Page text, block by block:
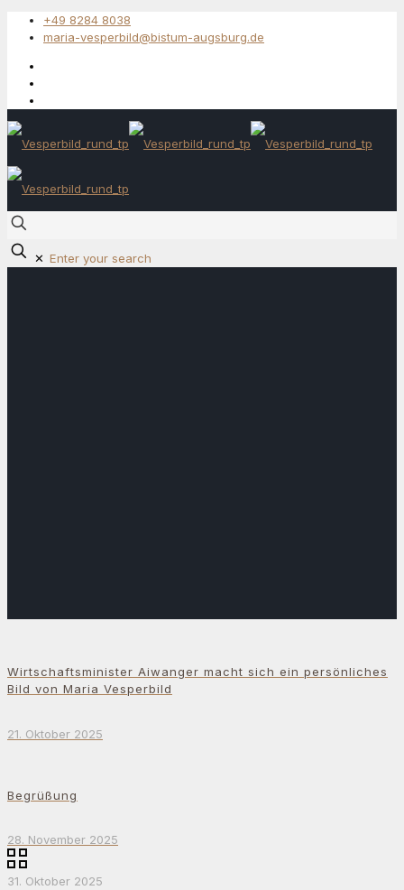
+49 8284 8038
maria-vesperbild@bistum-augsburg.de
✕
Wirtschaftsminister Aiwanger macht sich ein persönliches
Bild von Maria Vesperbild
21. Oktober 2025
Begrüßung
28. November 2025
31. Oktober 2025